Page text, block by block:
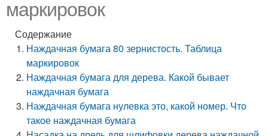
маркировок
Содержание
Наждачная бумага 80 зернистость. Таблица
маркировок
Наждачная бумага для дерева. Какой бывает
наждачная бумага
Наждачная бумага нулевка это, какой номер. Что
такое наждачная бумага